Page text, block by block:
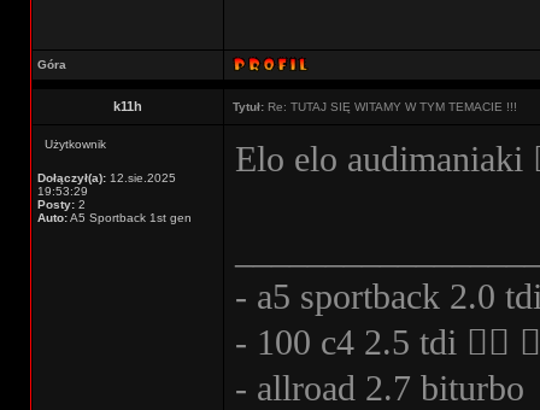
Góra
k11h Tytuł: Re: TUTAJ SIĘ WITAMY W TYM TEMACIE !!!
Użytkownik
Dołączył(a): 12.sie.2025
19:53:29
Posty: 2
Auto:A5 Sportback 1st gen
Elo elo audimaniaki
- a5 sportback 2.0
- 100 c4 2.5 tdi ⠀⃝
- allroad 2.7 biturbo